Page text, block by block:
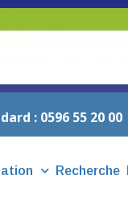
: 0596 55 20 00
Recherche